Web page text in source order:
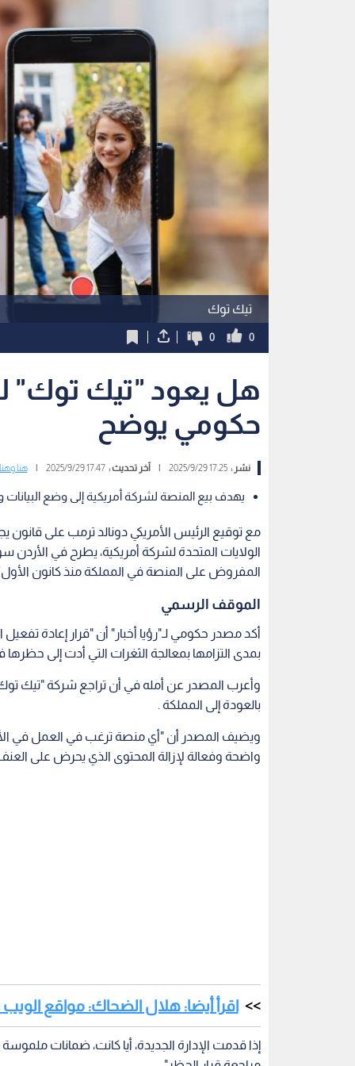
تيك توك
0
0
هل يعود "تيك توك"
حكومي يوضح
نشر :17:25 2025/9/29 آخر تحديث :17:47 2025/9/29 هنا
يهدف بيع المنصة لشركة أمريكية إلى وضع البيانات
مع توقيع الرئيس الأمريكي دونالد ترمب على
الولايات المتحدة لشركة أمريكية، يطرح في
المفروض على المنصة في المملكة منذ كانون الأول/
الموقف الرسمي
أكد مصدر حكومي لـ"رؤيا أخبار" أن "قرار إعادة
بمدى التزامها بمعالجة الثغرات التي أدت إلى حظرها
وأعرب المصدر عن أمله في أن تراجع شركة "تيك
بالعودة إلى المملكة .
ويضيف المصدر أن "أي منصة ترغب في العمل في
واضحة وفعالة لإزالة المحتوى الذي يحرض على
اقرأ أيضا: هلال الضحاك: مواقع
إذا قدمت الإدارة الجديدة، أيا كانت، ضمانات